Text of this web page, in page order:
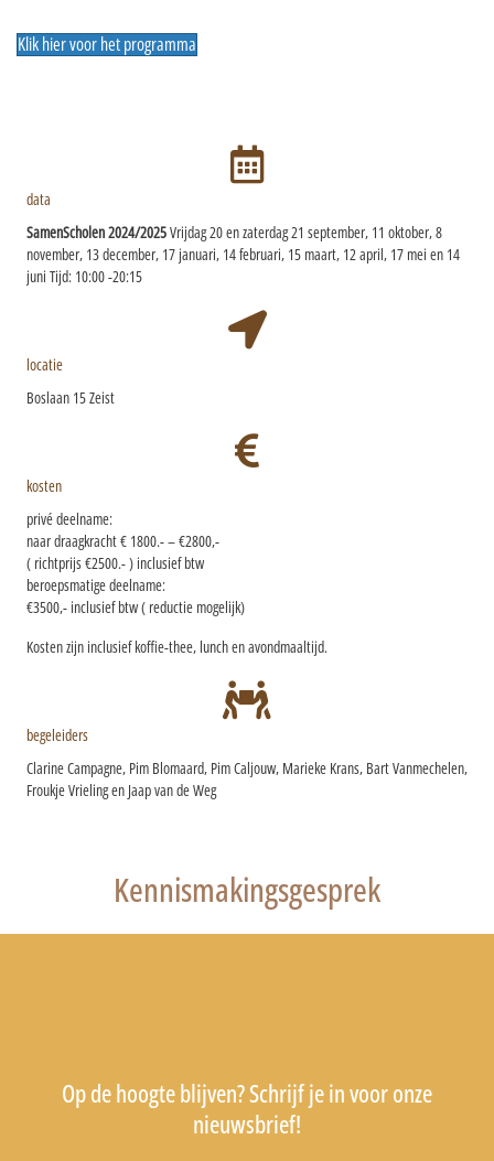
Klik hier voor het programma
data
SamenScholen 2024/2025Vrijdag 20 en zaterdag 21 september, 11 oktober, 8
november, 13 december, 17 januari, 14 februari, 15 maart, 12 april, 17 mei en 14
juni Tijd: 10:00 -20:15
locatie
Boslaan 15 Zeist
kosten
privé deelname:
naar draagkracht € 1800.- – €2800,-
( richtprijs €2500.- ) inclusief btw
beroepsmatige deelname:
€3500,- inclusief btw ( reductie mogelijk)
Kosten zijn inclusief koffie-thee, lunch en avondmaaltijd.
begeleiders
Clarine Campagne, Pim Blomaard, Pim Caljouw, Marieke Krans, Bart Vanmechelen,
Froukje Vrieling en Jaap van de Weg
Kennismakingsgesprek
Op de hoogte blijven? Schrijf je in voor onze
nieuwsbrief!